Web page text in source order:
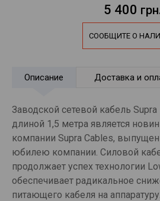
5 400
СООБЩИТЕ О
Описание Доставка и
Заводской сетевой кабель Supra
длиной 1,5 метра является
компании Supra Cables,
юбилею компании. Силовой
продолжает успех технологии
обеспечивает радикальное
питающего кабеля на